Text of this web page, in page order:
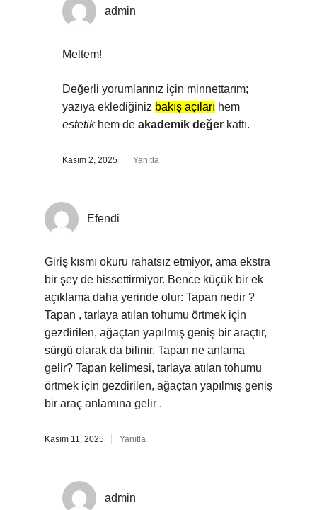
admin
Meltem!
Değerli yorumlarınız için minnettarım;
yazıya eklediğiniz bakış açıları hem
estetikhem de akademik değer kattı.
Kasım 2, 2025 Yanıtla
Efendi
Giriş kısmı okuru rahatsız etmiyor, ama ekstra
bir şey de hissettirmiyor. Bence küçük bir ek
açıklama daha yerinde olur: Tapan nedir ?
Tapan , tarlaya atılan tohumu örtmek için
gezdirilen, ağaçtan yapılmış geniş bir araçtır,
sürgü olarak da bilinir. Tapan ne anlama
gelir? Tapan kelimesi, tarlaya atılan tohumu
örtmek için gezdirilen, ağaçtan yapılmış geniş
bir araç anlamına gelir .
Kasım 11, 2025 Yanıtla
admin